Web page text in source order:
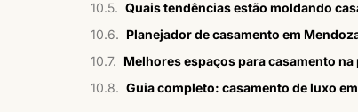
Quais tendências estão moldando
Planejador de casamento em
Melhores espaços para casamento na
Guia completo: casamento de luxo